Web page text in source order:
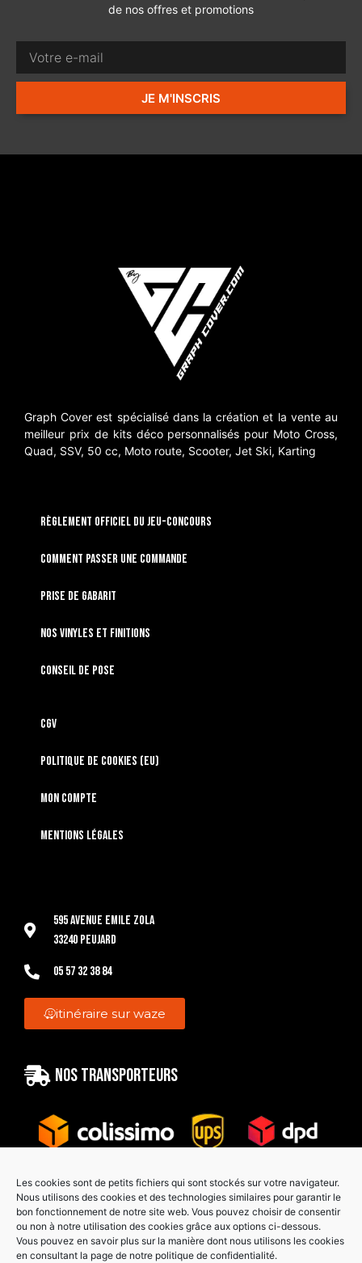
Les cookies sont de petits fichiers qui sont stockés sur votre navigateur.
Nous utilisons des cookies et des technologies similaires pour garantir le
bon fonctionnement de notre site web. Vous pouvez choisir de consentir
ou non à notre utilisation des cookies grâce aux options ci-dessous.
Vous pouvez en savoir plus sur la manière dont nous utilisons les cookies
en consultant la page de notre politique de confidentialité.
de nos offres et promotions
JE M'INSCRIS
Graph Cover est spécialisé dans la création et la vente au
meilleur prix de kits déco personnalisés pour Moto Cross,
Quad, SSV, 50 cc, Moto route, Scooter, Jet Ski, Karting
RÈGLEMENT OFFICIEL DU JEU-CONCOURS
Comment passer une commande
Prise de gabarit
Nos vinyles et finitions
Conseil de pose
CGV
Politique de cookies (EU)
Mon compte
Mentions légales
595 Avenue Emile Zola
33240 Peujard
05 57 32 38 84
itinéraire sur waze
Nos transporteurs
Paiement sécurisé